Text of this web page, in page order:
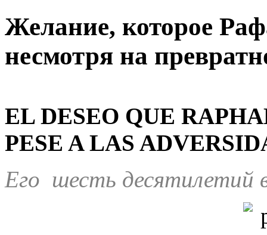
Желание, которое
несмотря на
EL DESEO QUE
PESE A LAS
Его шесть десятилетий